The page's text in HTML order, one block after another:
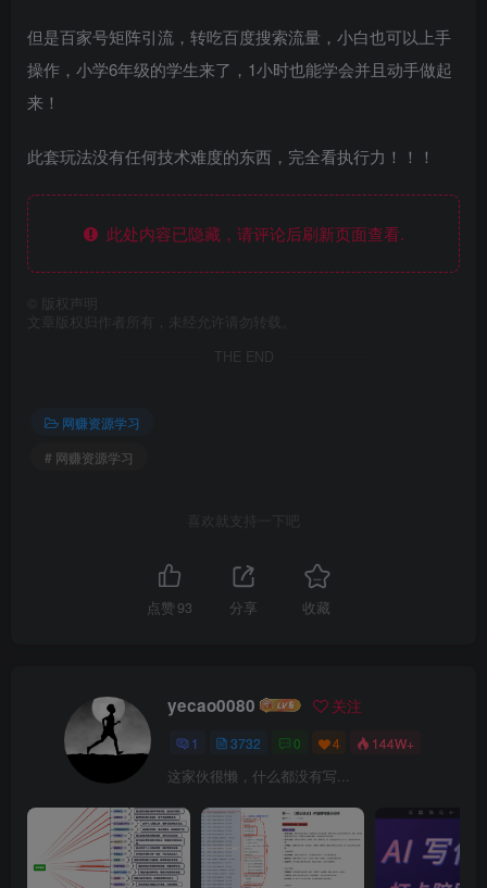
但是百家号矩阵引流，转吃百度搜索流量，小白也可以上手
操作，小学6年级的学生来了，1小时也能学会并且动手做起
来！
此套玩法没有任何技术难度的东西，完全看执行力！！！
此处内容已隐藏，请评论后刷新页面查看.
版权声明
文章版权归作者所有，未经允许请勿转载。
THE END
网赚资源学习
# 网赚资源学习
喜欢就支持一下吧
点赞 93 分享 收藏
yecao0080 关注
1 3732 0 4 144W+
这家伙很懒，什么都没有写...